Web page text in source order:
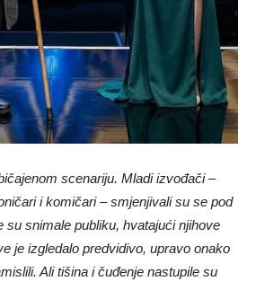
scenariju. Mladi izvođači –
i komičari – smjenjivali su se pod
su snimale publiku, hvatajući njihove
je izgledalo predvidivo, upravo onako
Ali tišina i čuđenje nastupile su